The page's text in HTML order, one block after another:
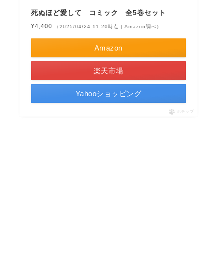
死ぬほど愛して コミック 全5巻セット
¥4,400 （2025/04/24 11:20時点 | Amazon調べ）
Amazon
楽天市場
Yahooショッピング
ポチップ